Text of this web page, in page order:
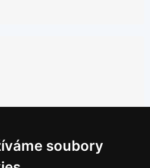
soubory
de Datos Personales.